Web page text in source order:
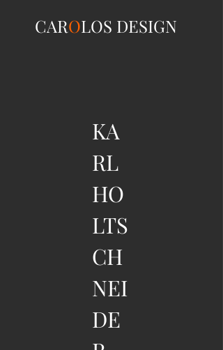
CAROLOS DESIGN
KA
RL
HO
LTS
CH
NEI
DE